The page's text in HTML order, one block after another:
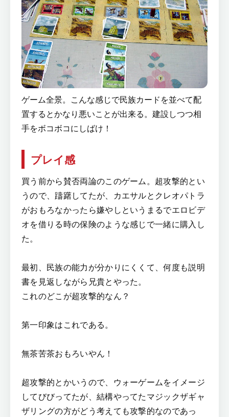
ゲーム全景。こんな感じで民族カードを並べて配
置するとかなり悪いことが出来る。建設しつつ相
手をボコボコにしばけ！
プレイ感
買う前から賛否両論のこのゲーム。超攻撃的とい
うので、躊躇してたが、カエサルとクレオパトラ
がおもろなかったら嫌やしというまるでエロビデ
オを借りる時の保険のような感じで一緒に購入し
た。
最初、民族の能力が分かりにくくて、何度も説明
書を見返しながら兄貴とやった。
これのどこが超攻撃的なん？
第一印象はこれである。
無茶苦茶おもろいやん！
超攻撃的とかいうので、ウォーゲームをイメージ
してびびってたが、結構やってたマジックザギャ
ザリングの方がどう考えても攻撃的なのであっ